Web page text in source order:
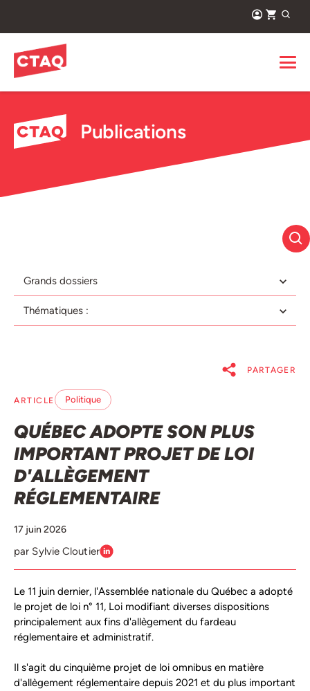
Publications
Grands dossiers
Thématiques :
PARTAGER
ARTICLE Politique
QUÉBEC ADOPTE SON PLUS
IMPORTANT PROJET DE LOI
D'ALLÈGEMENT
RÉGLEMENTAIRE
17 juin 2026
par Sylvie Cloutier
Le 11 juin dernier, l'Assemblée nationale du Québec a adopté
le projet de loi n° 11, Loi modifiant diverses dispositions
principalement aux fins d'allègement du fardeau
réglementaire et administratif.
Il s'agit du cinquième projet de loi omnibus en matière
d'allègement réglementaire depuis 2021 et du plus important